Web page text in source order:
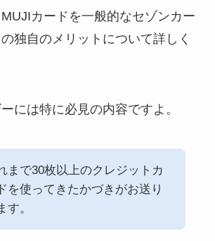
カードを一般的なセゾンカー
独自のメリットについて詳しく
には特に必見の内容ですよ。
まで30枚以上のクレジットカ
を使ってきたかづきがお送り
す。